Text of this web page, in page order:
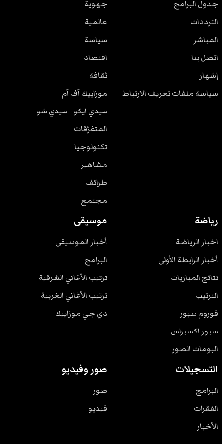
جدول البرامج
الترددات
المباشر
اتصل بنا
إشهار
سياسة ملفات تعريف الارتباط
جهوية
عالمية
سياسة
اقتصاد
ثقافة
موزاييك آف آم
ميدي ايكو - ميدي شو
المتفرّقات
تكنولوجيا
مشاهير
طرائف
مجتمع
رياضة
اخبار الرياضة
أخبار الرابطة الأولى
نتائج المباريات
الترتيب
فوروم سبور
سبور اكسبراس
البومات الصور
موسيقى
أخبار الموسيقى
البرامج
ترتيب الأغاني الشرقية
ترتيب الأغاني الغربية
دي جي موزاييك
التسجيلات
البرامج
الفقرات
الأخبار
صور وفيديو
صور
فيديو